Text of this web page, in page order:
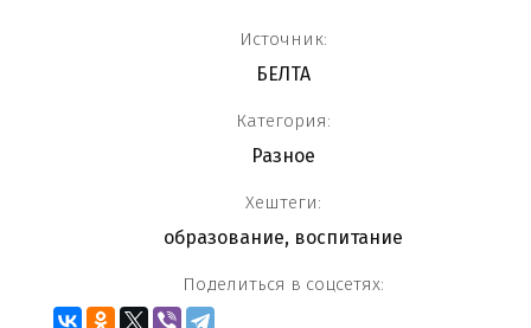
Источник:
БЕЛТА
Категория:
Разное
Хештеги:
образование, воспитание
Поделиться в соцсетях: